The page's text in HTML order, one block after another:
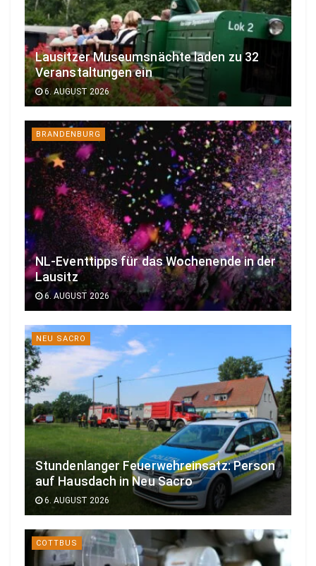
Lausitzer Museumsnächte laden zu 32
Veranstaltungen ein
6. AUGUST 2026
BRANDENBURG
NL-Eventtipps für das Wochenende in der
Lausitz
6. AUGUST 2026
NEU SACRO
Stundenlanger Feuerwehreinsatz: Person
auf Hausdach in Neu Sacro
6. AUGUST 2026
COTTBUS